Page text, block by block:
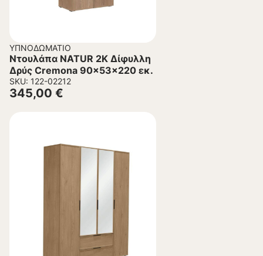
ΥΠΝΟΔΩΜΆΤΙΟ
Ντουλάπα NATUR 2K Δίφυλλη
Δρύς Cremona 90x53x220 εκ.
SKU: 122-02212
345,00 €